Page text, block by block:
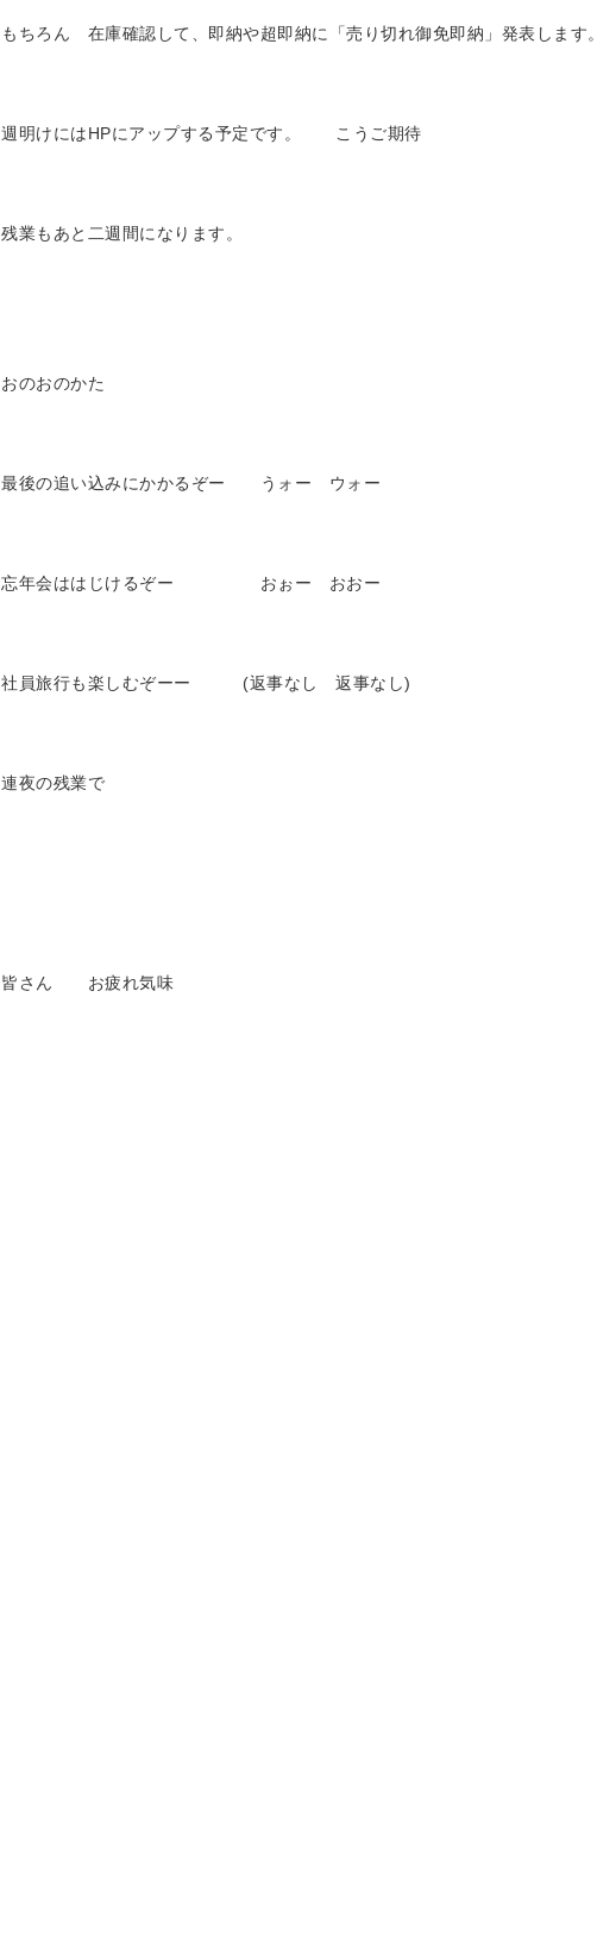
もちろん 在庫確認して、即納や超即納に「売り切れ御免即納」発表します。
週明けにはHPにアップする予定です。 こうご期待
残業もあと二週間になります。
おのおのかた
最後の追い込みにかかるぞー うォー ウォー
忘年会ははじけるぞー おぉー おおー
社員旅行も楽しむぞーー (返事なし 返事なし)
連夜の残業で
皆さん お疲れ気味